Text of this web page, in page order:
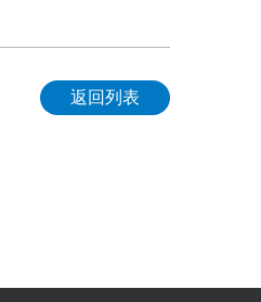
返回列表